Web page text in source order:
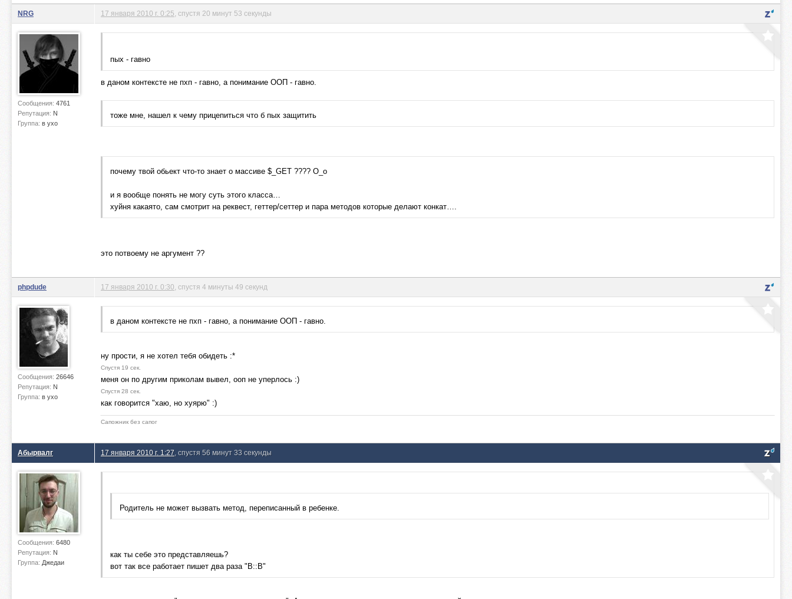
NRG
Сообщения: 4761
Репутация: N
Группа: в ухо
17 января 2010 г. 0:25 , спустя 20 минут 53 секунды
пых - гавно
в даном контексте не пхп - гавно, а понимание ООП - гавно.
тоже мне, нашел к чему прицепиться что б пых защитить
почему твой обьект что-то знает о массиве $_GET ???? O_o
и я вообще понять не могу суть этого класса…
хуйня какаято, сам смотрит на реквест, геттер/сеттер и пара методов которые делают конкат….
это потвоему не аргумент ??
phpdude
Сообщения: 26646
Репутация: N
Группа: в ухо
17 января 2010 г. 0:30 , спустя 4 минуты 49 секунд
в даном контексте не пхп - гавно, а понимание ООП - гавно.
ну прости, я не хотел тебя обидеть :*
Спустя 19 сек.
меня он по другим приколам вывел, ооп не уперлось :)
Спустя 28 сек.
как говорится "хаю, но хуярю" :)
Сапожник без сапог
Абырвалг
Сообщения: 6480
Репутация: N
Группа: Джедаи
17 января 2010 г. 1:27 , спустя 56 минут 33 секунды
Родитель не может вызвать метод, переписанный в ребенке.
как ты себе это представляешь?
вот так все работает пишет два раза "B::B"